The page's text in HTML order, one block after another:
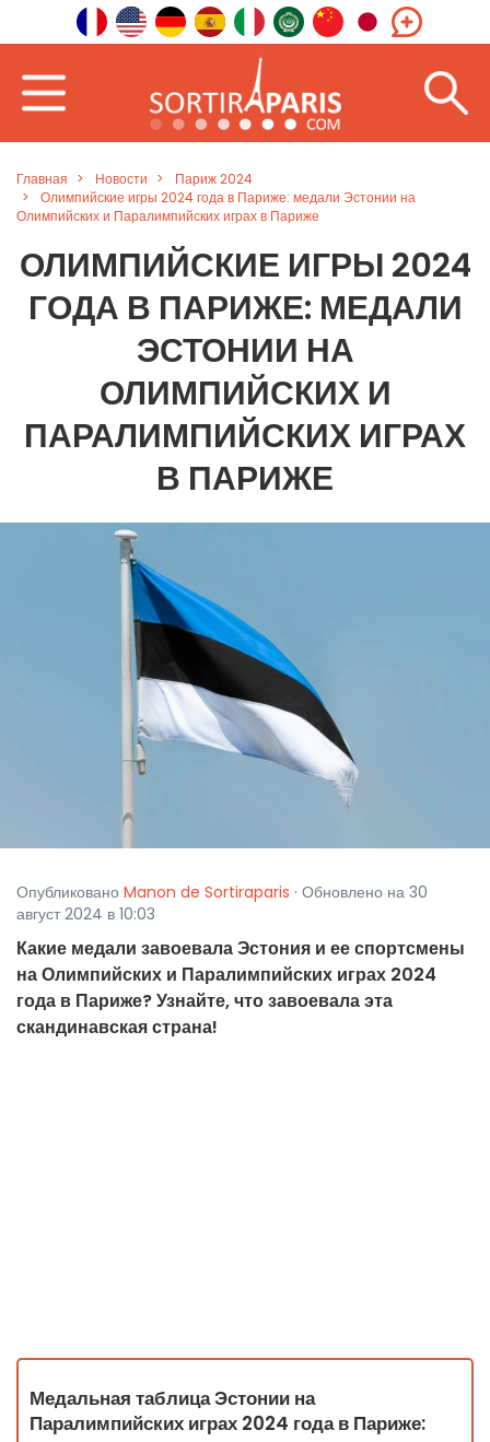
Главная Новости
Париж 2024
Олимпийские игры 2024 года в Париже: медали Эстонии на
Олимпийских и Паралимпийских играх в Париже
ОЛИМПИЙСКИЕ ИГРЫ 2024
ГОДА В ПАРИЖЕ: МЕДАЛИ
ЭСТОНИИ НА
ОЛИМПИЙСКИХ И
ПАРАЛИМПИЙСКИХ ИГРАХ
В ПАРИЖЕ
Опубликовано Manon de Sortiraparis · Обновлено на 30
август 2024 в 10:03
Какие медали завоевала Эстония и ее спортсмены
на Олимпийских и Паралимпийских играх 2024
года в Париже? Узнайте, что завоевала эта
скандинавская страна!
Медальная таблица Эстонии на
Паралимпийских играх 2024 года в Париже: